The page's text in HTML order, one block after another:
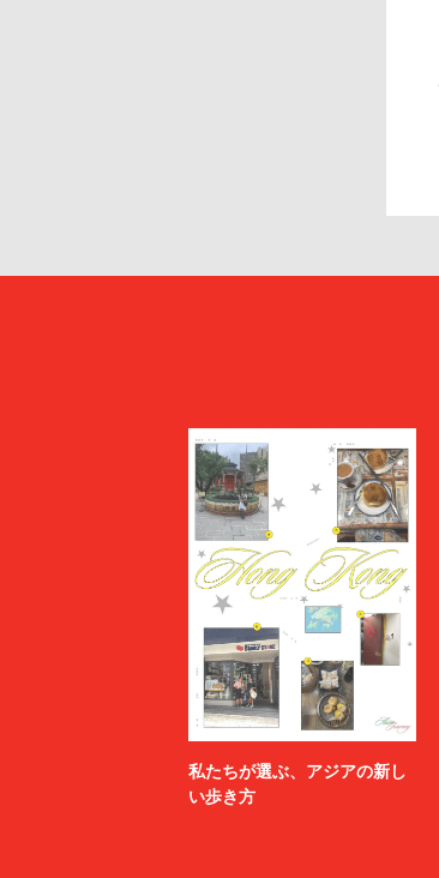
私たちが選ぶ、アジアの新し
い歩き方